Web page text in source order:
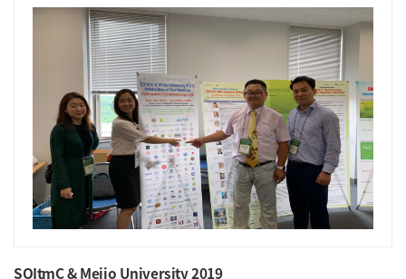
SOItmC & Meijo University 2019